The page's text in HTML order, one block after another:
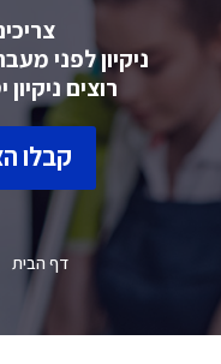
ניקיון לפני
רוצים
קבלו
דף הבית